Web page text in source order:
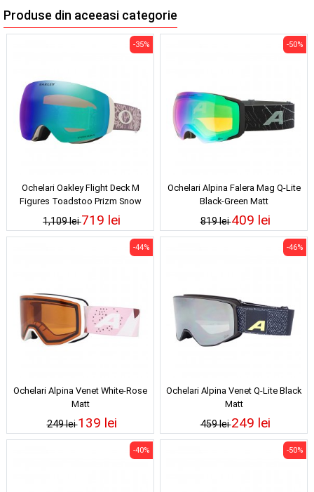
Produse din aceeasi categorie
Ochelari Oakley Flight Deck M
Figures Toadstoo Prizm Snow
Argon Iridium 25/26
1,109 lei
-35%
719 lei
Ochelari Alpina Falera Mag Q-Lite
Black-Green Matt
819 lei
-50%
409 lei
Ochelari Alpina Venet White-Rose
Matt
249 lei
-44%
139 lei
Ochelari Alpina Venet Q-Lite Black
Matt
459 lei
-46%
249 lei
-40% -50%